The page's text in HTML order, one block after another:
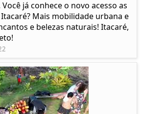
já conhece o novo acesso as
Mais mobilidade urbana e
e belezas naturais! Itacaré,